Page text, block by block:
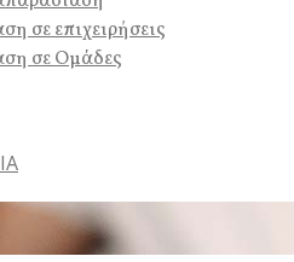
σε επιχειρήσεις
σε Ομάδες